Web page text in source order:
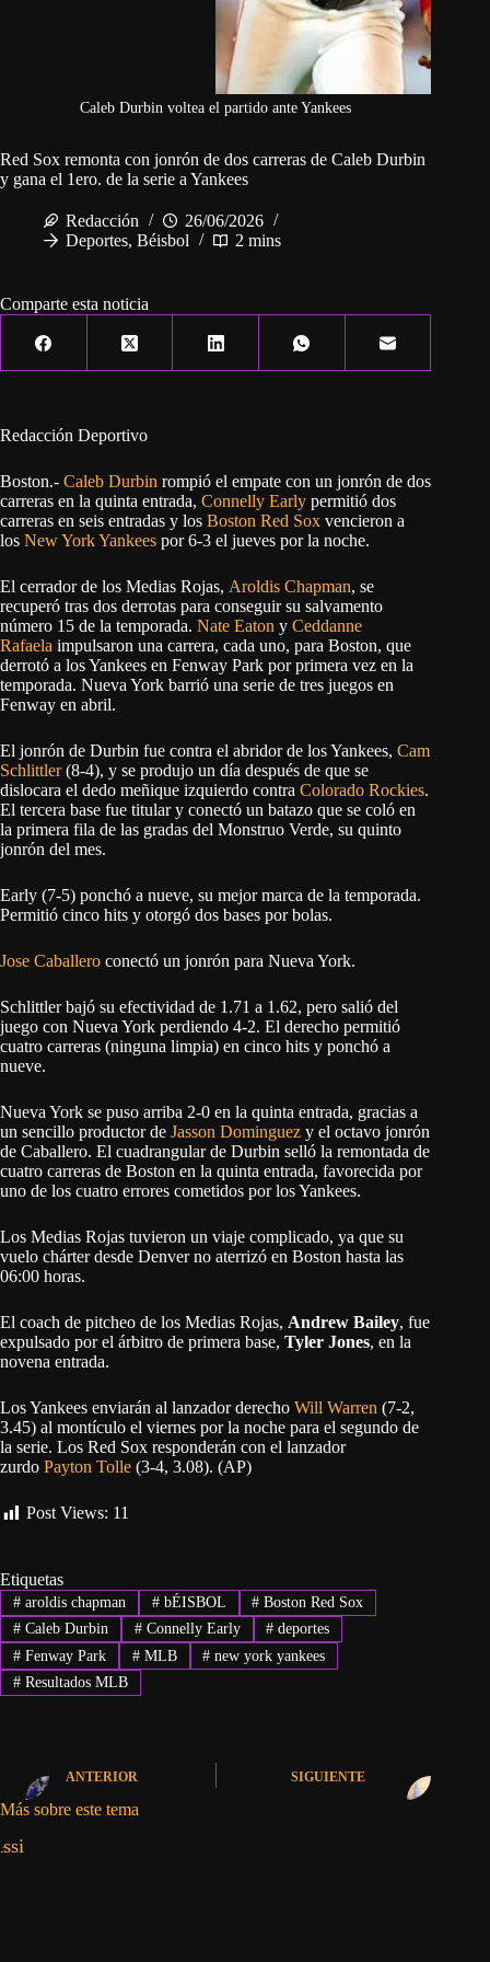
Caleb Durbin voltea el partido ante Yankees
Red Sox remonta con jonrón de dos carreras de Caleb Durbin
y gana el 1ero. de la serie a Yankees
Redacción
26/06/2026
Deportes, Béisbol 2 mins
Comparte esta noticia
Redacción Deportivo
Boston.- Caleb Durbin rompió el empate con un jonrón de dos
carreras en la quinta entrada, Connelly Early permitió dos
carreras en seis entradas y los Boston Red Sox vencieron a
los New York Yankees por 6-3 el jueves por la noche.
El cerrador de los Medias Rojas, Aroldis Chapman, se
recuperó tras dos derrotas para conseguir su salvamento
número 15 de la temporada. Nate Eaton y Ceddanne
Rafaela impulsaron una carrera, cada uno, para Boston, que
derrotó a los Yankees en Fenway Park por primera vez en la
temporada. Nueva York barrió una serie de tres juegos en
Fenway en abril.
El jonrón de Durbin fue contra el abridor de los Yankees, Cam
Schlittler(8-4), y se produjo un día después de que se
dislocara el dedo meñique izquierdo contra Colorado Rockies.
El tercera base fue titular y conectó un batazo que se coló en
la primera fila de las gradas del Monstruo Verde, su quinto
jonrón del mes.
Early (7-5) ponchó a nueve, su mejor marca de la temporada.
Permitió cinco hits y otorgó dos bases por bolas.
Jose Caballero conectó un jonrón para Nueva York.
Schlittler bajó su efectividad de 1.71 a 1.62, pero salió del
juego con Nueva York perdiendo 4-2. El derecho permitió
cuatro carreras (ninguna limpia) en cinco hits y ponchó a
nueve.
Nueva York se puso arriba 2-0 en la quinta entrada, gracias a
un sencillo productor de Jasson Dominguez y el octavo jonrón
de Caballero. El cuadrangular de Durbin selló la remontada de
cuatro carreras de Boston en la quinta entrada, favorecida por
uno de los cuatro errores cometidos por los Yankees.
Los Medias Rojas tuvieron un viaje complicado, ya que su
vuelo chárter desde Denver no aterrizó en Boston hasta las
06:00 horas.
El coach de pitcheo de los Medias Rojas, Andrew Bailey, fue
expulsado por el árbitro de primera base, Tyler Jones, en la
novena entrada.
Los Yankees enviarán al lanzador derecho Will Warren (7-2,
3.45) al montículo el viernes por la noche para el segundo de
la serie. Los Red Sox responderán con el lanzador
zurdo Payton Tolle (3-4, 3.08). (AP)
Post Views: 11
Etiquetas
#aroldis chapman #bÉISBOL # Boston Red Sox
#Caleb Durbin #Connelly Early # deportes
#Fenway Park #MLB # new york yankees
#Resultados MLB
ANTERIOR SIGUIENTE
Más sobre este tema